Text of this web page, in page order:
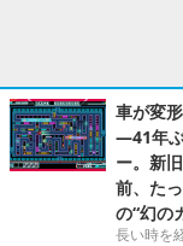
車が変
―41年ぶ
ー。新
前、た
の“幻の
長い時を